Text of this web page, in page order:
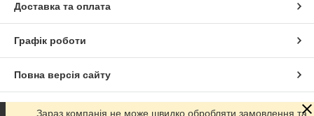
Доставка та оплата
Графік роботи
Повна версія сайту
Сайт створено на маркетплейсіProm.ua
Зараз компанія не може швидко обробляти замовлення та